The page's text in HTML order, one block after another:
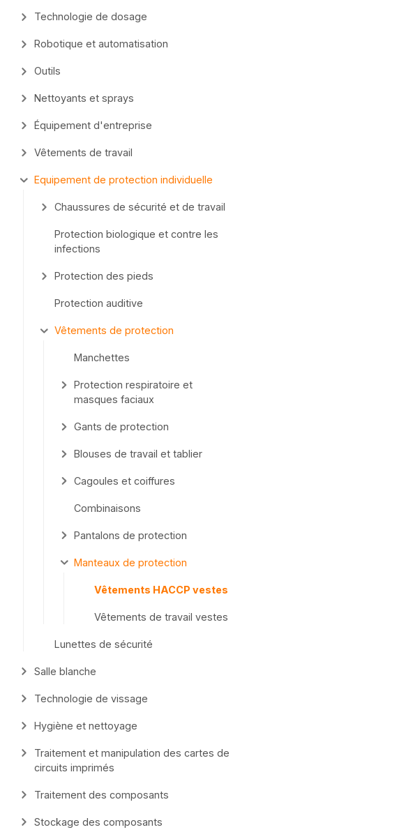
Technologie de dosage
Robotique et automatisation
Outils
Nettoyants et sprays
Équipement d'entreprise
Vêtements de travail
Equipement de protection individuelle
Chaussures de sécurité et de travail
Protection biologique et contre les
infections
Protection des pieds
Protection auditive
Vêtements de protection
Manchettes
Protection respiratoire et
masques faciaux
Gants de protection
Blouses de travail et tablier
Cagoules et coiffures
Combinaisons
Pantalons de protection
Manteaux de protection
Vêtements HACCP vestes
Vêtements de travail vestes
Lunettes de sécurité
Salle blanche
Technologie de vissage
Hygiène et nettoyage
Traitement et manipulation des cartes de
circuits imprimés
Traitement des composants
Stockage des composants